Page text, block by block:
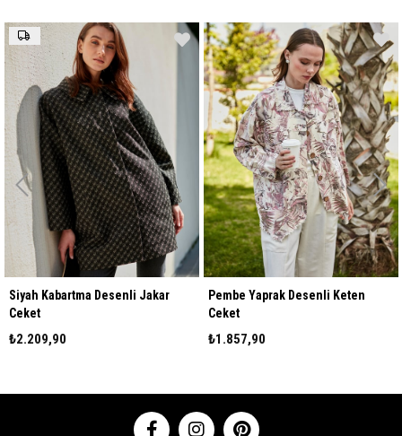
Siyah Kabartma Desenli Jakar
Ceket
₺2.209,90
Pembe Yaprak Desenli Keten
Ceket
₺1.857,90